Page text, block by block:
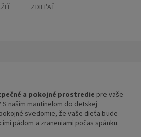
ZDIEĽAŤ
a pokojné prostredie pre vaše
naším mantinelom do detskej
svedomie, že vaše dieťa bude
pádom a zraneniami počas spánku.